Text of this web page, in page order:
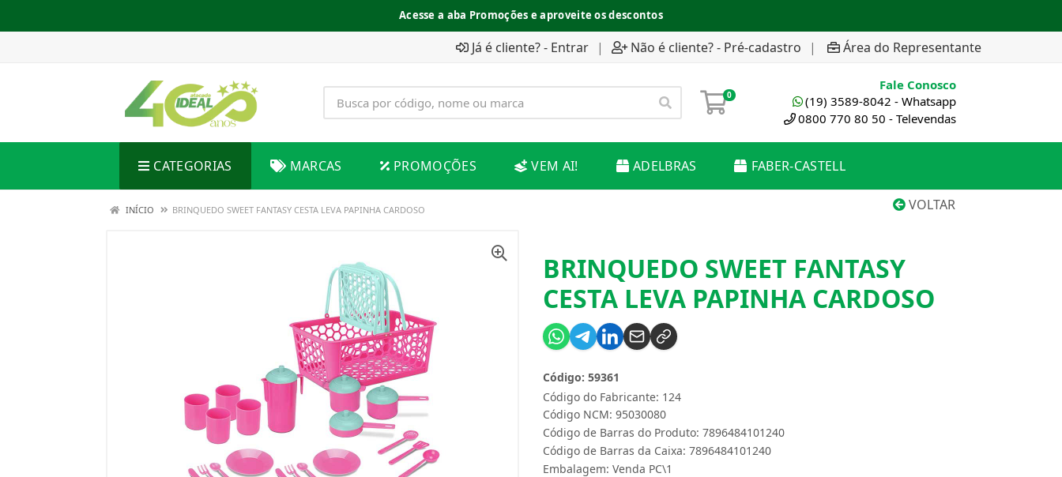
Acesse a aba Promoções e aproveite os descontos
Já é cliente? - Entrar | Não é cliente? - Pré-cadastro | Área do Representante
0
Fale Conosco
(19) 3589-8042 - Whatsapp
0800 770 80 50 - Televendas
CATEGORIAS MARCAS PROMOÇÕES VEM AI! ADELBRAS FABER-CASTELL
VOLTAR
INÍCIO BRINQUEDO SWEET FANTASY CESTA LEVA PAPINHA CARDOSO
BRINQUEDO SWEET FANTASY
CESTA LEVA PAPINHA CARDOSO
Código do Fabricante: 124
Código: 59361
Código NCM: 95030080
Código de Barras do Produto: 7896484101240
Código de Barras da Caixa: 7896484101240
Embalagem: Venda PC\1